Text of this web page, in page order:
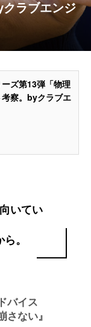
ラブエンジ
ズ第13弾「物理
察。byクラブエ
いてい
。
バイス
さない』